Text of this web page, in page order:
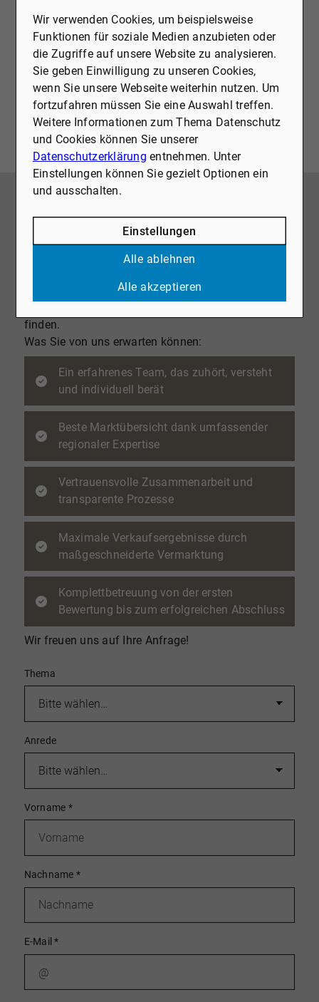
Plattformen. Wenn Cookies von
externen Medien akzeptiert werden,
bedarf der Zugriff auf diese Inhalte
keiner manuellen Zustimmung mehr
Ich stimme zu
JETZT KONTAKT AUFNEHMEN!
UNTERSTÜTZEN?
Ob Verkauf, Vermietung oder Bewertung: Wir
begleiten Sie mit Erfahrung, Engagement und
Vertrauen Sie auf unsere jahrzehntelange Expertise
finden.
Was Sie von uns erwarten können:
Ein erfahrenes Team, das zuhört, versteht
und individuell berät
Beste Marktübersicht dank umfassender
regionaler Expertise
Vertrauensvolle Zusammenarbeit und
transparente Prozesse
Maximale Verkaufsergebnisse durch
maßgeschneiderte Vermarktung
Komplettbetreuung von der ersten
Bewertung bis zum erfolgreichen Abschluss
Wir freuen uns auf Ihre Anfrage!
Thema
Anrede
Vorname *
Nachname *
E-Mail*
Wir verwenden Cookies, um beispielsweise
Funktionen für soziale Medien anzubieten oder
die Zugriffe auf unsere Website zu analysieren.
Sie geben Einwilligung zu unseren Cookies,
wenn Sie unsere Webseite weiterhin nutzen. Um
fortzufahren müssen Sie eine Auswahl treffen.
Weitere Informationen zum Thema Datenschutz
und Cookies können Sie unserer
Datenschutzerklärung entnehmen. Unter
Einstellungen können Sie gezielt Optionen ein
und ausschalten.
Einstellungen
Alle ablehnen
Alle akzeptieren